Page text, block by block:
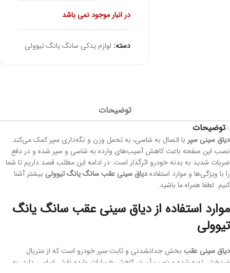
در انبار موجود نمی باشد
دسته: لوازم یدکی سانگ یانگ تیوولی
توضیحات
توضیحات
دیاق سینی سپر با اتصال به شاسی، به تحمل وزن و نگه‌داری سپر کمک می‌کند.
نصب این صفحه باعث کاهش آسیب‌های وارده به شاسی و سپر شده و در دفع
ضربات شدید به بدنه خودرو اثرگذار است. در ادامه این مطلب قصد داریم تا شما
را با ویژگی‌ها و موارد استفادهدیاق سینی عقب سانگ یانگ تیوولی بیشتر آشنا
کنیم. لطفا همراه ما باشید.
موارد استفاده از دیاق سینی عقب سانگ یانگ
تیوولی
دیاق سینی عقب بخش جدانشدنی و ثابتسپر خودرو است که از متریال
ضدخش تهیه شده و نصب آن در کاهش خسارات وارده نقش اساسی دارد. به